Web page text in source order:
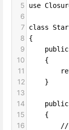
5
use
6
7
class
8 {
9
10
    {
11
12
    }
13
14
15
    {
16
//